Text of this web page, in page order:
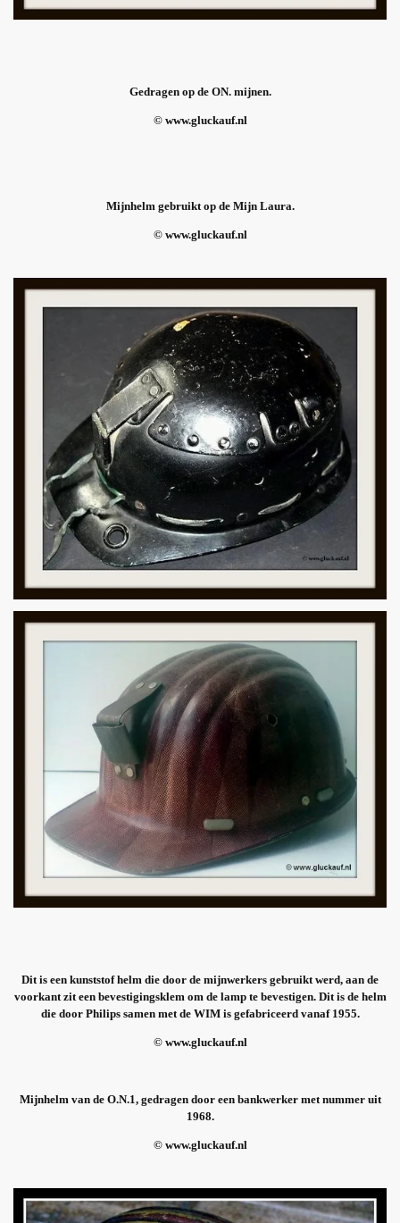
Gedragen op de ON. mijnen.
© www.gluckauf.nl
Mijnhelm gebruikt op de Mijn Laura.
© www.gluckauf.nl
Dit is een kunststof helm die door de mijnwerkers gebruikt werd, aan de
voorkant zit een bevestigingsklem om de lamp te bevestigen. Dit is de helm
die door Philips samen met de WIM is gefabriceerd vanaf 1955.
© www.gluckauf.nl
Mijnhelm van de O.N.1, gedragen door een bankwerker met nummer uit
1968.
© www.gluckauf.nl